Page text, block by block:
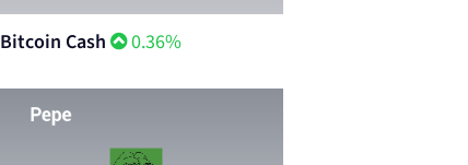
Bitcoin Cash 0.36%